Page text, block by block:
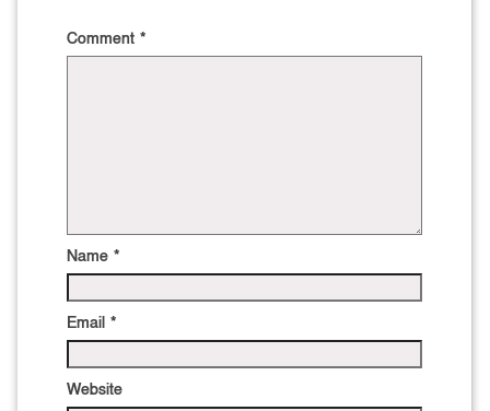
Comment *
Name *
Email *
Website